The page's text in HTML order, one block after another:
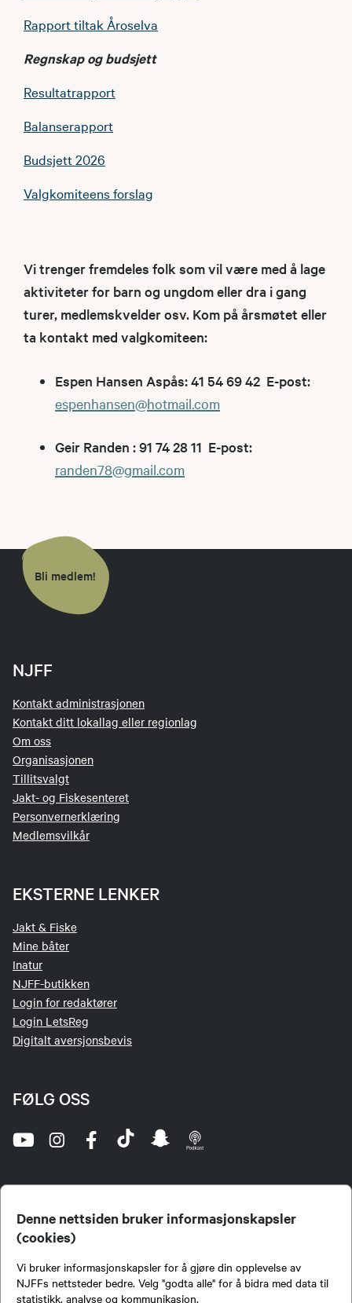
Denne nettsiden bruker informasjonskapsler
(cookies)
Vi bruker informasjonskapsler for å gjøre din opplevelse av
NJFFs nettsteder bedre. Velg "godta alle" for å bidra med data til
statistikk, analyse og kommunikasjon.
Rapport tiltak Åroselva
Regnskap og budsjett
Resultatrapport
Balanserapport
Budsjett 2026
Valgkomiteens forslag
Vi trenger fremdeles folk som vil være med å lage
aktiviteter for barn og ungdom eller dra i gang
turer, medlemskvelder osv. Kom på årsmøtet eller
ta kontakt med valgkomiteen:
Espen Hansen Aspås: 41 54 69 42 E-post:
espenhansen@hotmail.com
Geir Randen : 91 74 28 11 E-post:
randen78@gmail.com
Bli medlem!
NJFF
Kontakt administrasjonen
Kontakt ditt lokallag eller regionlag
Om oss
Organisasjonen
Tillitsvalgt
Jakt- og Fiskesenteret
Personvernerklæring
Medlemsvilkår
EKSTERNE LENKER
Jakt & Fiske
Mine båter
Inatur
NJFF-butikken
Login for redaktører
Login LetsReg
Digitalt aversjonsbevis
FØLG OSS
jegere og sportsfiskere og et av de viktigste miljøene for formidling av kunnskap om jakt og
fiske i Norge. Vi er en partipolitisk nøytral organisasjon, men har et sterkt jakt-, fiske-, og
naturpolitisk engasjement i mange saker.